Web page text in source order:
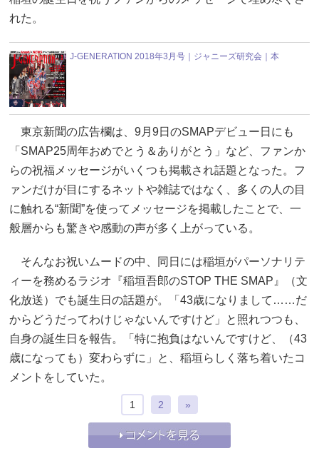
れた。
J-GENERATION 2018年3月号｜ジャニーズ研究会｜本
東京新聞の広告欄は、9月9日のSMAPデビュー日にも
「SMAP25周年おめでとう＆ありがとう」など、ファンか
らの祝福メッセージがいくつも掲載され話題となった。フ
ァンだけが目にするネットや雑誌ではなく、多くの人の目
に触れる“新聞”を使ってメッセージを掲載したことで、一
般層からも驚きや感動の声が多く上がっている。
そんなお祝いムードの中、同日には稲垣がパーソナリテ
ィーを務めるラジオ『稲垣吾郎のSTOP THE SMAP』（文
化放送）でも誕生日の話題が。「43歳になりまして……だ
からどうだってわけじゃないんですけど」と照れつつも、
自身の誕生日を報告。「特に抱負はないんですけど、（43
歳になっても）変わらずに」と、稲垣らしく落ち着いたコ
メントをしていた。
1 2 »